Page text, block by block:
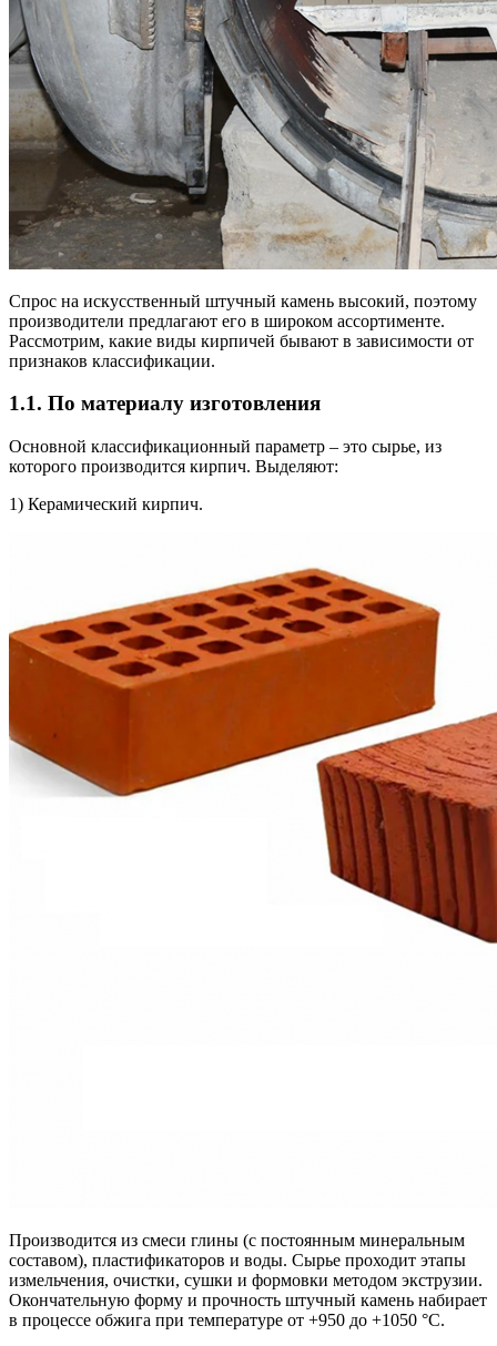
Спрос на искусственный штучный камень высокий, поэтому
производители предлагают его в широком ассортименте.
Рассмотрим, какие виды кирпичей бывают в зависимости от
признаков классификации.
1.1. По материалу изготовления
Основной классификационный параметр – это сырье, из
которого производится кирпич. Выделяют:
1) Керамический кирпич.
Производится из смеси глины (с постоянным минеральным
составом), пластификаторов и воды. Сырье проходит этапы
измельчения, очистки, сушки и формовки методом экструзии.
Окончательную форму и прочность штучный камень набирает
в процессе обжига при температуре от +950 до +1050 °C.